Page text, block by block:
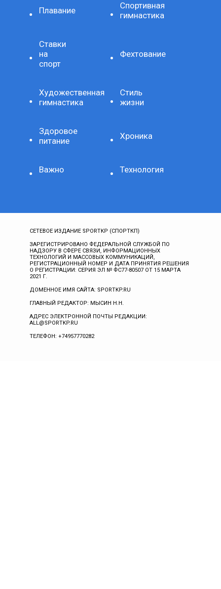
Плавание
Спортивная
гимнастика
Ставки
на
спорт
Фехтование
Художественная
гимнастика
Стиль
жизни
Здоровое
питание
Хроника
Важно Технология
СЕТЕВОЕ ИЗДАНИЕ SPORTKP (СПОРТКП)
ЗАРЕГИСТРИРОВАНО ФЕДЕРАЛЬНОЙ СЛУЖБОЙ ПО
НАДЗОРУ В СФЕРЕ СВЯЗИ, ИНФОРМАЦИОННЫХ
ТЕХНОЛОГИЙ И МАССОВЫХ КОММУНИКАЦИЙ,
РЕГИСТРАЦИОННЫЙ НОМЕР И ДАТА ПРИНЯТИЯ РЕШЕНИЯ
О РЕГИСТРАЦИИ: СЕРИЯ ЭЛ № ФС77-80507 ОТ 15 МАРТА
2021 Г.
ДОМЕННОЕ ИМЯ САЙТА: SPORTKP.RU
ГЛАВНЫЙ РЕДАКТОР: МЫСИН Н.Н.
АДРЕС ЭЛЕКТРОННОЙ ПОЧТЫ РЕДАКЦИИ:
ALL@SPORTKP.RU
ТЕЛЕФОН: +74957770282